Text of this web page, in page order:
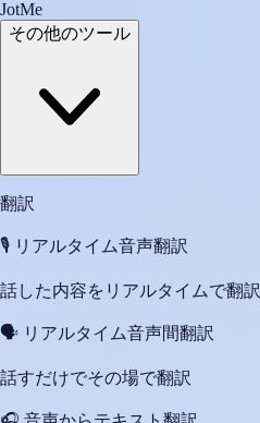
JotMe
その他のツール
翻訳
🎙️ リアルタイム音声翻訳
話した内容をリアルタイムで翻訳
🗣️ リアルタイム音声間翻訳
話すだけでその場で翻訳